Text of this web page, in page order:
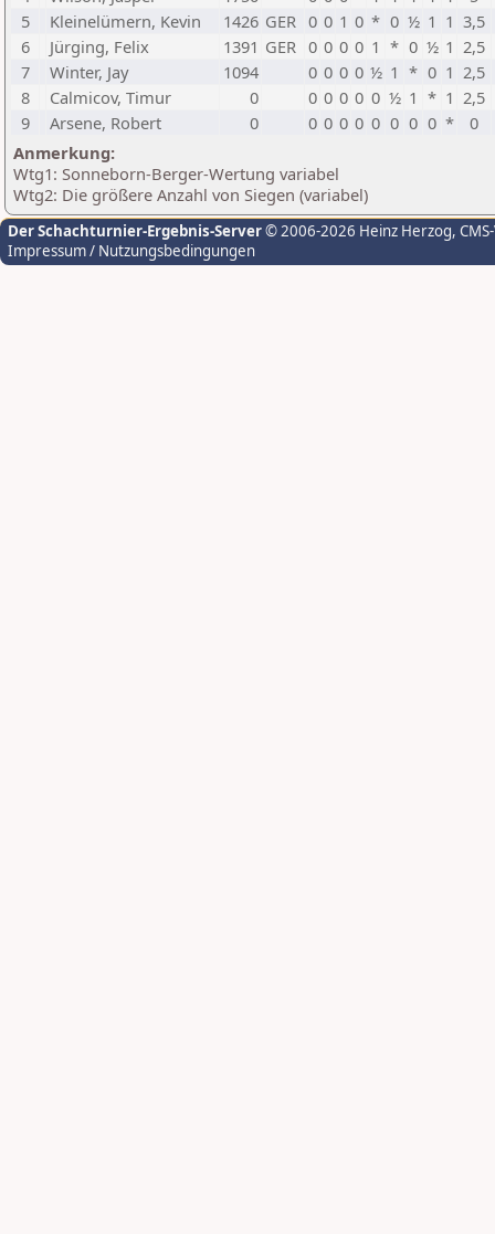
5
Kleinelümern, Kevin 1426 GER 0 0 1 0 * 0 ½ 1 1 3,5
6
Jürging, Felix 1391 GER 0 0 0 0 1 * 0 ½ 1 2,5
7
Winter, Jay 1094 0 0 0 0 ½ 1 * 0 1 2,5
8
Calmicov, Timur 0 0 0 0 0 0 ½ 1 * 1 2,5
9
Arsene, Robert 0 0 0 0 0 0 0 0 0 *
0
Anmerkung:
Wtg1: Sonneborn-Berger-Wertung variabel
Wtg2: Die größere Anzahl von Siegen (variabel)
Der Schachturnier-Ergebnis-Server© 2006-2026 Heinz Herzog,
Impressum / Nutzungsbedingungen